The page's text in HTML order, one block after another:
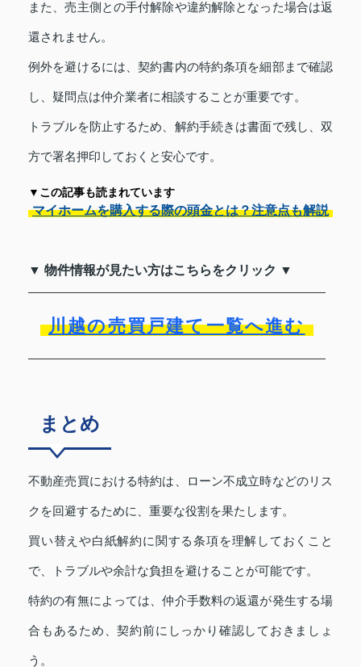
また、売主側との手付解除や違約解除となった場合は返
還されません。
例外を避けるには、契約書内の特約条項を細部まで確認
し、疑問点は仲介業者に相談することが重要です。
トラブルを防止するため、解約手続きは書面で残し、双
方で署名押印しておくと安心です。
▼この記事も読まれています
マイホームを購入する際の頭金とは？注意点も解説
▼ 物件情報が見たい方はこちらをクリック ▼
川越の売買戸建て一覧へ進む
まとめ
不動産売買における特約は、ローン不成立時などのリス
クを回避するために、重要な役割を果たします。
買い替えや白紙解約に関する条項を理解しておくこと
で、トラブルや余計な負担を避けることが可能です。
特約の有無によっては、仲介手数料の返還が発生する場
合もあるため、契約前にしっかり確認しておきましょ
う。